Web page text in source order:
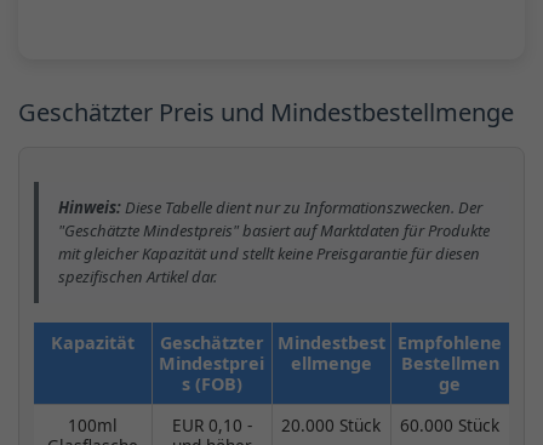
Geschätzter Preis und Mindestbestellmenge
Hinweis:Diese Tabelle dient nur zu Informationszwecken. Der
"Geschätzte Mindestpreis" basiert auf Marktdaten für Produkte
mit gleicher Kapazität und stellt keine Preisgarantie für diesen
spezifischen Artikel dar.
Kapazität
Geschätzter
Mindestprei
s (FOB)
Mindestbest
ellmenge
Empfohlene
Bestellmen
ge
100ml
EUR 0,10 -
20.000 Stück 60.000 Stück